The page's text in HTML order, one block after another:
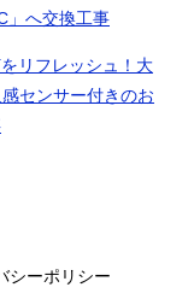
」へ交換工事
リフレッシュ！大
センサー付きのお
シーポリシー